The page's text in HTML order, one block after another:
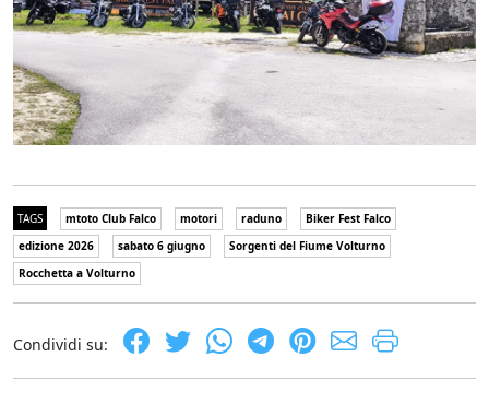
TAGS mtoto Club Falco motori raduno
Biker Fest Falco
edizione 2026
sabato 6 giugno
Sorgenti del Fiume Volturno
Rocchetta a Volturno
Condividi su: